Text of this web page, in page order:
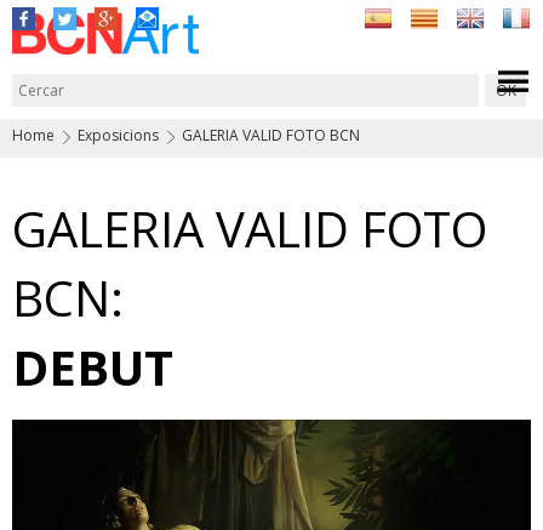
Home Exposicions GALERIA VALID FOTO BCN
GALERIA VALID FOTO
BCN:
DEBUT